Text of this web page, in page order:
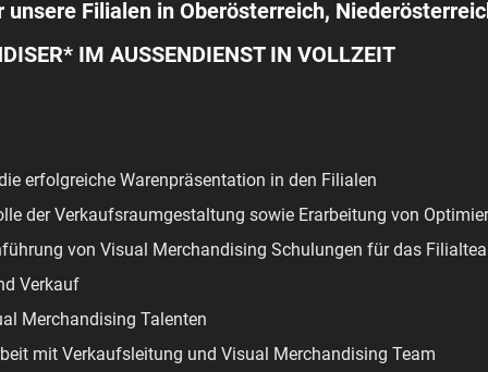
unsere Filialen in Oberösterreich,
IM AUSSENDIENST IN VOLLZEIT
erfolgreiche Warenpräsentation in den Filialen
der Verkaufsraumgestaltung sowie Erarbeitung von
von Visual Merchandising Schulungen für das
Verkauf
Merchandising Talenten
mit Verkaufsleitung und Visual Merchandising Team